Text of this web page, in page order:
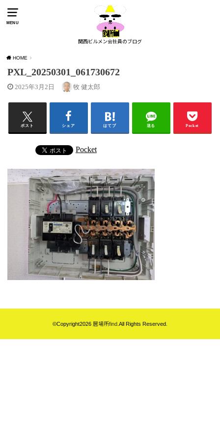
MENU
関西ビルメン会社員のブログ
HOME
PXL_20250301_061730672
2025年3月2日 牧 健太郎
ポスト シェア はてブ 送る Pocket
Pocket
©Copyright2026 居場所find.All Rights Reserved.